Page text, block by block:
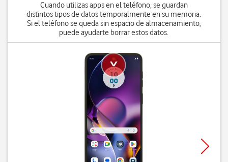
Cuando utilizas apps en el teléfono, se guardan
distintos tipos de datos temporalmente en su memoria.
Si el teléfono se queda sin espacio de almacenamiento,
puede ayudarte borrar estos datos.